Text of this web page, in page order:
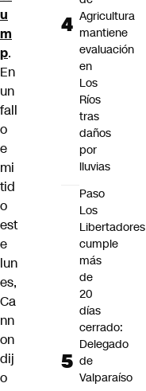
u
m
p.
En
un
fall
o
e
mi
tid
o
est
e
lun
es,
Ca
nn
on
dij
o
Agricultura
mantiene
evaluación
en
Los
Ríos
tras
daños
por
lluvias
Paso
Los
Libertadores
cumple
más
de
20
días
cerrado:
Delegado
de
Valparaíso